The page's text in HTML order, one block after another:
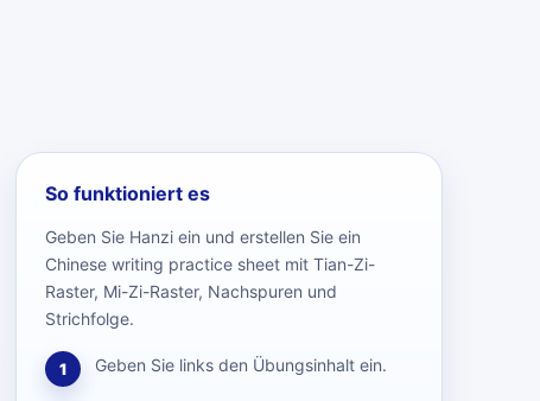
So funktioniert es
Geben Sie Hanzi ein und erstellen Sie ein
Chinese writing practice sheet mit Tian-Zi-
Raster, Mi-Zi-Raster, Nachspuren und
Strichfolge.
1 Geben Sie links den Übungsinhalt ein.